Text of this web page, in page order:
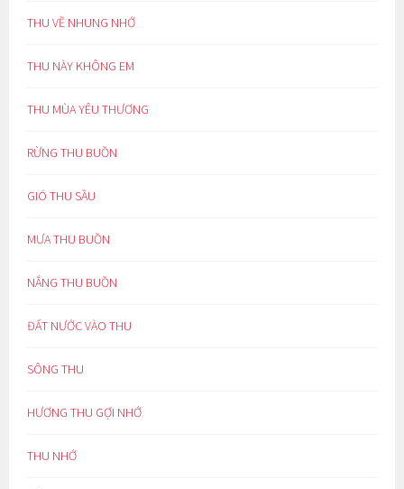
THU VỀ NHUNG NHỚ
THU NÀY KHÔNG EM
THU MÙA YÊU THƯƠNG
RỪNG THU BUỒN
GIÓ THU SẦU
MƯA THU BUỒN
NẮNG THU BUỒN
ĐẤT NƯỚC VÀO THU
SÔNG THU
HƯƠNG THU GỢI NHỚ
THU NHỚ